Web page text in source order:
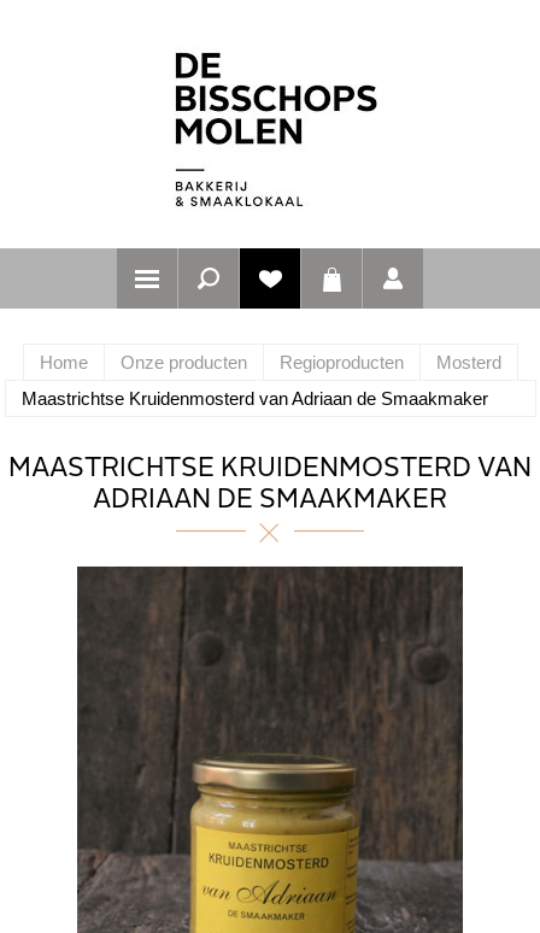
Home Onze producten Regioproducten
Mosterd
Maastrichtse Kruidenmosterd van Adriaan de Smaakmaker
MAASTRICHTSE KRUIDENMOSTERD VAN
ADRIAAN DE SMAAKMAKER